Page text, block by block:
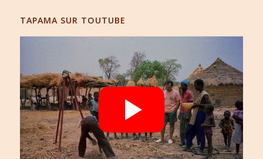
TAPAMA SUR TOUTUBE